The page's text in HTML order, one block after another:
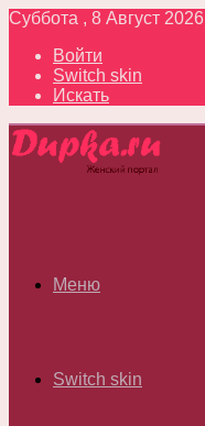
Суббота , 8 Август 2026
Войти
Switch skin
Искать
Меню
Switch skin